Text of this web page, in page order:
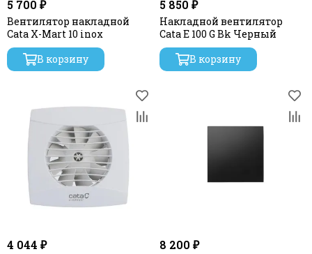
5 700 ₽
Вентилятор накладной
Cata X-Mart 10 inox
В корзину
5 850 ₽
Накладной вентилятор
Cata E 100 G Bk Черный
В корзину
4 044 ₽ 8 200 ₽